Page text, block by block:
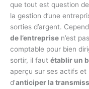
que tout est question
la gestion d’une
sorties d’argent.
de l’entreprise n’est
comptable pour bien
sortir, il faut établir un
aperçu sur ses actifs et
d’anticiper la